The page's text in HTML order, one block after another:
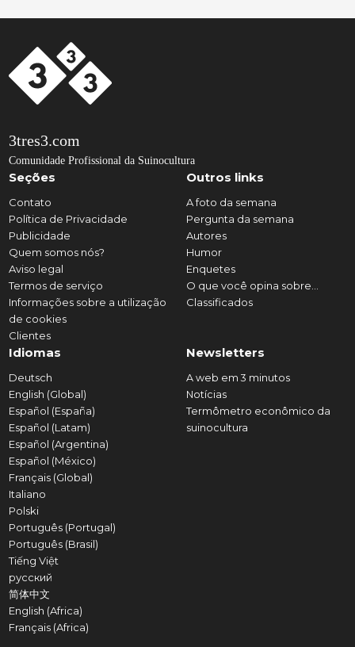
3tres3.com
Comunidade Profissional da Suinocultura
Seções
Contato
Política de Privacidade
Publicidade
Quem somos nós?
Aviso legal
Termos de serviço
Informações sobre a utilização
de cookies
Clientes
Outros links
A foto da semana
Pergunta da semana
Autores
Humor
Enquetes
O que você opina sobre...
Classificados
Idiomas
Deutsch
English (Global)
Español (España)
Español (Latam)
Español (Argentina)
Español (México)
Français (Global)
Italiano
Polski
Português (Portugal)
Português (Brasil)
Tiếng Việt
русский
简体中文
English (Africa)
Français (Africa)
Newsletters
A web em 3 minutos
Notícias
Termômetro econômico da
suinocultura